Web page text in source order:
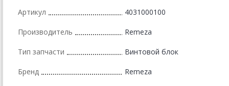
Артикул 4031000100
Производитель Remeza
Тип запчасти Винтовой блок
Бренд Remeza